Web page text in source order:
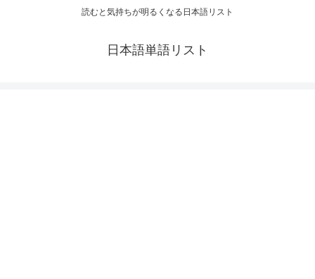
読むと気持ちが明るくなる日本語リスト
日本語単語リスト